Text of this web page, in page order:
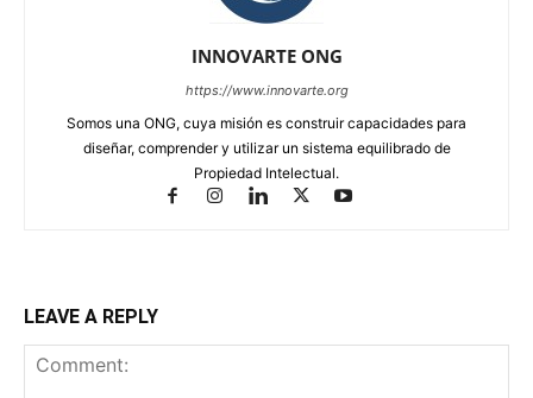
INNOVARTE ONG
https://www.innovarte.org
Somos una ONG, cuya misión es construir capacidades para
diseñar, comprender y utilizar un sistema equilibrado de
Propiedad Intelectual.
LEAVE A REPLY